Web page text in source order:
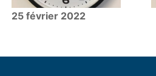
25 février 2022